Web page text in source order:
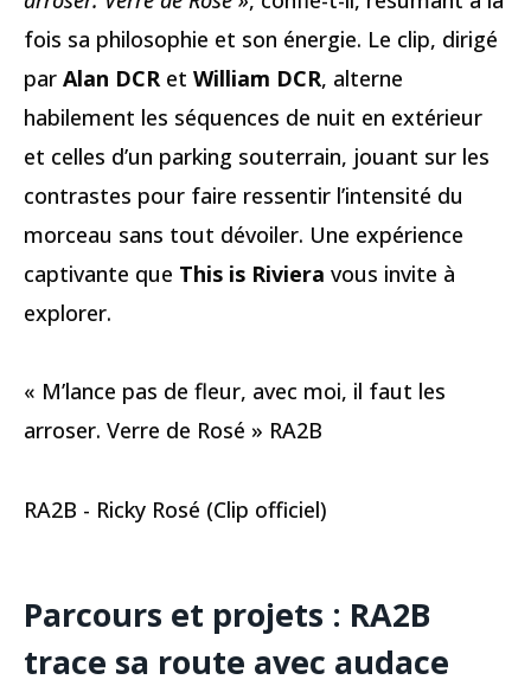
fois sa philosophie et son énergie. Le clip, dirigé
par Alan DCRet William DCR, alterne
habilement les séquences de nuit en extérieur
et celles d’un parking souterrain, jouant sur les
contrastes pour faire ressentir l’intensité du
morceau sans tout dévoiler. Une expérience
captivante que This is Riviera vous invite à
explorer.
« M’lance pas de fleur, avec moi, il faut les
arroser. Verre de Rosé » RA2B
RA2B - Ricky Rosé (Clip officiel)
Parcours et projets : RA2B
trace sa route avec audace